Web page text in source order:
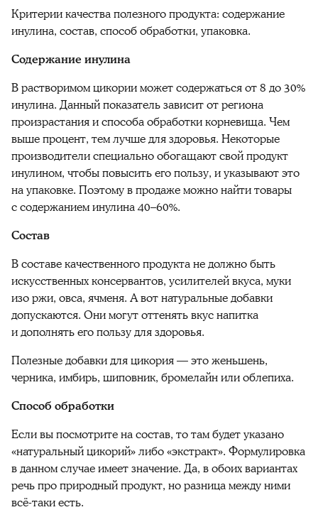
Критерии качества полезного продукта: содержание
инулина, состав, способ обработки, упаковка.
Содержание инулина
В растворимом цикории может содержаться от 8 до 30%
инулина. Данный показатель зависит от региона
произрастания и способа обработки корневища. Чем
выше процент, тем лучше для здоровья. Некоторые
производители специально обогащают свой продукт
инулином, чтобы повысить его пользу, и указывают это
на упаковке. Поэтому в продаже можно найти товары
с содержанием инулина 40–60%.
Состав
В составе качественного продукта не должно быть
искусственных консервантов, усилителей вкуса, муки
изо ржи, овса, ячменя. А вот натуральные добавки
допускаются. Они могут оттенять вкус напитка
и дополнять его пользу для здоровья.
Полезные добавки для цикория — это женьшень,
черника, имбирь, шиповник, бромелайн или облепиха.
Способ обработки
Если вы посмотрите на состав, то там будет указано
«натуральный цикорий» либо «экстракт». Формулировка
в данном случае имеет значение. Да, в обоих вариантах
речь про природный продукт, но разница между ними
всё-таки есть.